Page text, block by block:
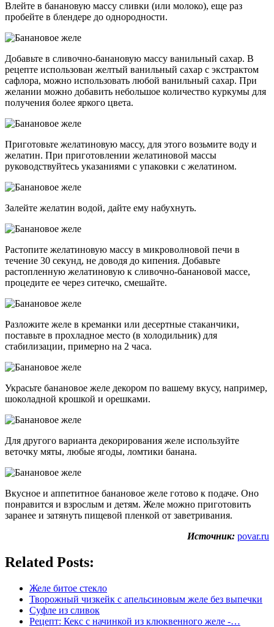
Влейте в банановую массу сливки (или молоко), еще раз
пробейте в блендере до однородности.
Добавьте в сливочно-банановую массу ванильный сахар. В
рецепте использован желтый ванильный сахар с экстрактом
сафлора, можно использовать любой ванильный сахар. При
желании можно добавить небольшое количество куркумы для
получения более яркого цвета.
Приготовьте желатиновую массу, для этого возьмите воду и
желатин. При приготовлении желатиновой массы
руководствуйтесь указаниями с упаковки с желатином.
Залейте желатин водой, дайте ему набухнуть.
Растопите желатиновую массу в микроволновой печи в
течение 30 секунд, не доводя до кипения. Добавьте
растопленную желатиновую к сливочно-банановой массе,
процедите ее через ситечко, смешайте.
Разложите желе в креманки или десертные стаканчики,
поставьте в прохладное место (в холодильник) для
стабилизации, примерно на 2 часа.
Украсьте банановое желе декором по вашему вкусу, например,
шоколадной крошкой и орешками.
Для другого варианта декорирования желе используйте
веточку мяты, любые ягоды, ломтики банана.
Вкусное и аппетитное банановое желе готово к подаче. Оно
понравится и взрослым и детям. Желе можно приготовить
заранее и затянуть пищевой пленкой от заветривания.
Источник: povar.ru
Related Posts:
Желе битое стекло
Творожный чизкейк с апельсиновым желе без выпечки
Суфле из сливок
Рецепт: Кекс с начинкой из клюквенного желе -…